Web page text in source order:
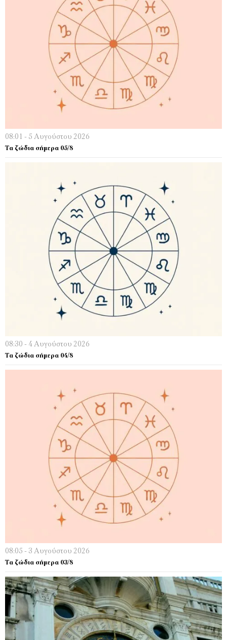
08:01 - 5 Αυγούστου 2026
Τα ζώδια σήμερα 05/8
08:30 - 4 Αυγούστου 2026
Τα ζώδια σήμερα 04/8
08:05 - 3 Αυγούστου 2026
Τα ζώδια σήμερα 03/8